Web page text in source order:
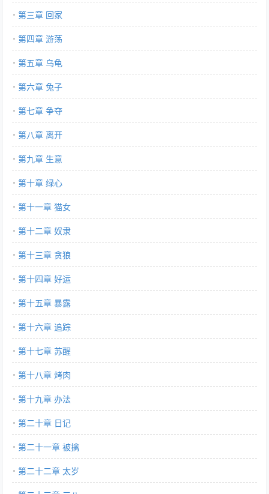
第三章 回家
第四章 游荡
第五章 乌龟
第六章 兔子
第七章 争夺
第八章 离开
第九章 生意
第十章 绿心
第十一章 猫女
第十二章 奴隶
第十三章 贪狼
第十四章 好运
第十五章 暴露
第十六章 追踪
第十七章 苏醒
第十八章 烤肉
第十九章 办法
第二十章 日记
第二十一章 被擒
第二十二章 太岁